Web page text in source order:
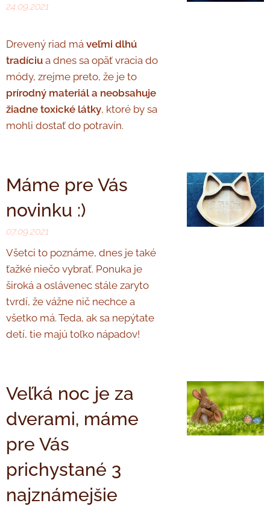
24.09.2021
Drevený riad má veľmi dlhú
tradíciu a dnes sa opäť vracia do
módy, zrejme preto, že je to
prírodný materiál a neobsahuje
žiadne toxické látky, ktoré by sa
mohli dostať do potravín.
Máme pre Vás
novinku :)
07.09.2021
Všetci to poznáme, dnes je také
ťažké niečo vybrať. Ponuka je
široká a oslávenec stále zaryto
tvrdí, že vážne nič nechce a
všetko má. Teda, ak sa nepýtate
detí, tie majú toľko nápadov!
Veľká noc je za
dverami, máme
pre Vás
prichystané 3
najznámejšie